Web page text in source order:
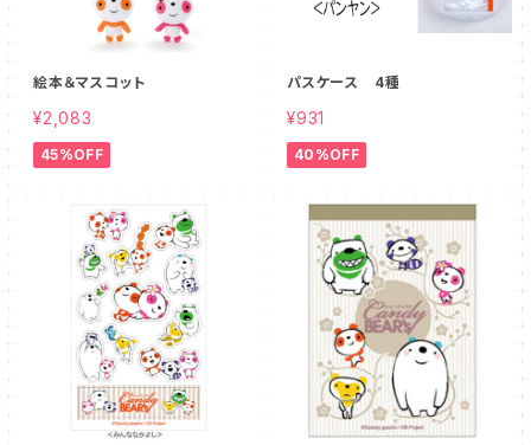
絵本＆マスコット
¥2,083
45%OFF
パスケース 4種
¥931
40%OFF